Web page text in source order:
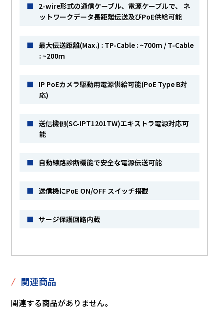
■ 2-wire形式の通信ケーブル、電源ケーブルで、 ネ
ットワークデータ長距離伝送及びPoE供給可能
■ 最大伝送距離(Max.) : TP-Cable : ~700m / T-Cable
: ~200m
■ IP PoEカメラ駆動用電源供給可能(PoE Type B対
応)
■ 送信機側(SC-IPT1201TW)エキストラ電源対応可
能
■ 自動線路診断機能で安全な電源伝送可能
■ 送信機にPoE ON/OFF スイッチ搭載
■ サージ保護回路内蔵
/ 関連商品
関連する商品がありません。